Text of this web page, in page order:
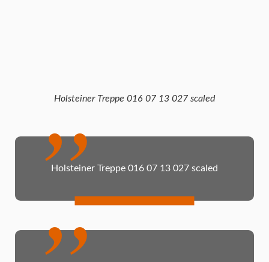
Holsteiner Treppe 016 07 13 027 scaled
Holsteiner Treppe 016 07 13 027 scaled